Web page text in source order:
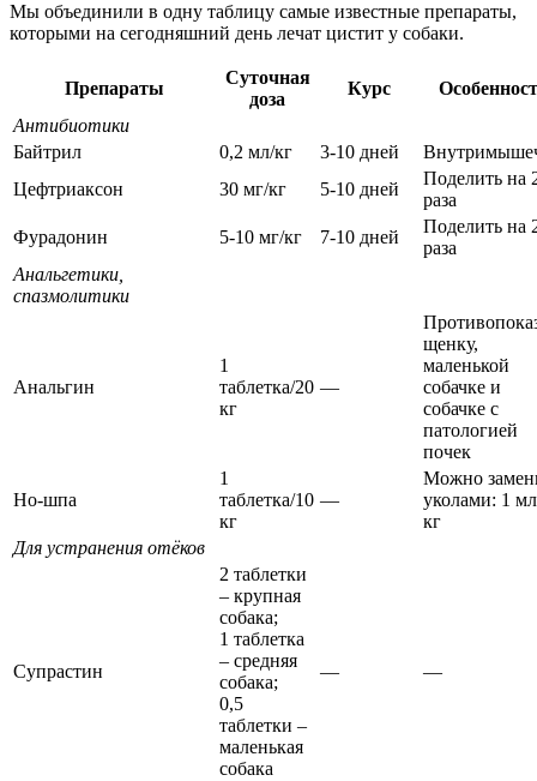
Мы объединили в одну таблицу самые известные препараты,
которыми на сегодняшний день лечат цистит у собаки.
Препараты
Суточная
доза
Курс
Антибиотики
Байтрил
0,2 мл/кг 3-10 дней
Цефтриаксон
30 мг/кг 5-10 дней
Поделить на
раза
Фурадонин
5-10 мг/кг 7-10 дней
Поделить на
раза
Анальгетики,
спазмолитики
Анальгин
1
таблетка/20
кг
—
щенку,
маленькой
собачке и
собачке с
патологией
почек
Но-шпа
1
таблетка/10
кг
—
Можно
уколами: 1
кг
Для устранения отёков
Супрастин
2 таблетки
– крупная
собака;
1 таблетка
– средняя
собака;
0,5
таблетки –
маленькая
собака
— —